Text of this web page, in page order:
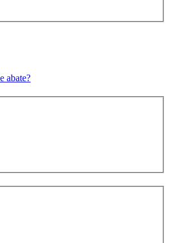
abate?